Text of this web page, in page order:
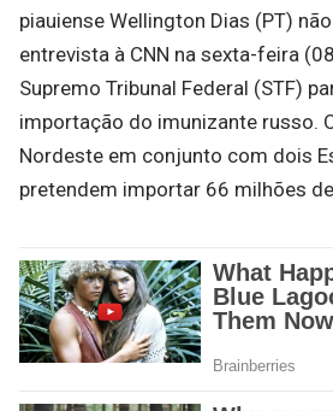
piauiense Wellington Dias (PT)
entrevista à CNN na sexta-feira
Supremo Tribunal Federal (STF)
importação do imunizante russo.
Nordeste em conjunto com dois
pretendem importar 66 milhões